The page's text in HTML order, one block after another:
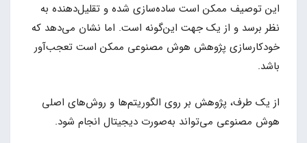
این توصیف ممکن است ساده‌سازی شده و تقلیل‌دهنده به
نظر برسد و از یک جهت این‌گونه است. اما نشان می‌دهد که
خودکارسازی پژوهش هوش مصنوعی ممکن است تعجب‌آور
باشد.
از یک طرف، پژوهش بر روی الگوریتم‌ها و روش‌های اصلی
هوش مصنوعی می‌تواند به‌صورت دیجیتال انجام شود.